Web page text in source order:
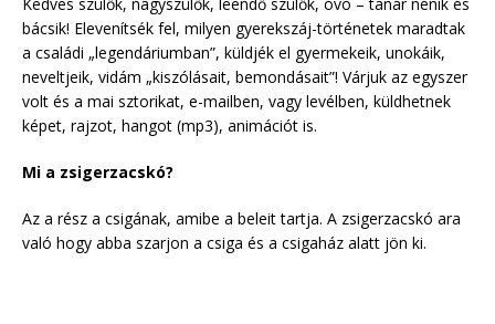
bácsik! Elevenítsék fel, milyen gyerekszáj-történetek maradtak
a családi „legendáriumban”, küldjék el gyermekeik, unokáik,
neveltjeik, vidám „kiszólásait, bemondásait”! Várjuk az egyszer
volt és a mai sztorikat, e-mailben, vagy levélben, küldhetnek
képet, rajzot, hangot (mp3), animációt is.
Mi a zsigerzacskó?
Az a rész a csigának, amibe a beleit tartja. A zsigerzacskó ara
való hogy abba szarjon a csiga és a csigaház alatt jön ki.